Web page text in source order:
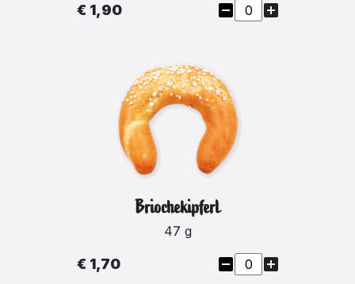
€ 1,90
Briochekipferl
47 g
€ 1,70